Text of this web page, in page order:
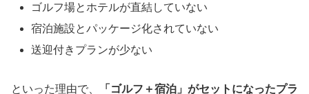
ゴルフ場とホテルが直結していない
宿泊施設とパッケージ化されていない
送迎付きプランが少ない
といった理由で、
「ゴルフ＋宿泊」がセットになったプラ